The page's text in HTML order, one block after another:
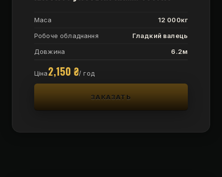
Маса
12 000кг
Робоче обладнання
Гладкий валець
Довжина
6.2м
Ціна2,150 ₴/ год
ЗАКАЗАТЬ